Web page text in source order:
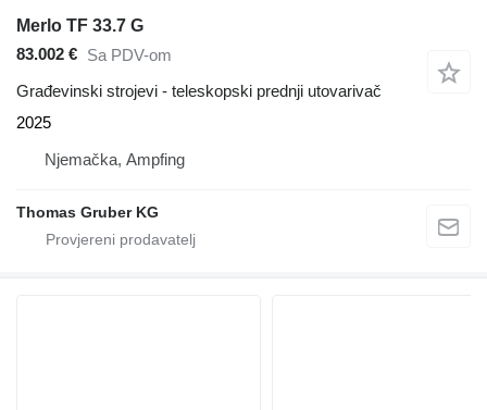
Merlo TF 33.7 G
83.002 € Sa PDV-om
Građevinski strojevi - teleskopski prednji utovarivač
2025
Njemačka, Ampfing
Thomas Gruber KG